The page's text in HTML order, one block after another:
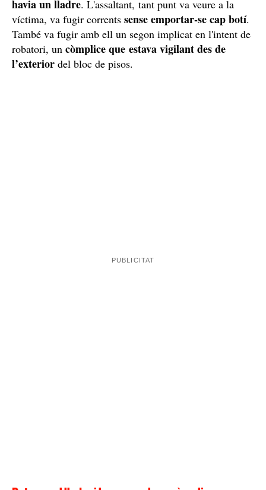
havia un lladre. L'assaltant, tant punt va veure a la
víctima, va fugir corrents sense emportar-se cap botí.
També va fugir amb ell un segon implicat en l'intent de
robatori, un còmplice que estava vigilant des de
l’exterior del bloc de pisos.